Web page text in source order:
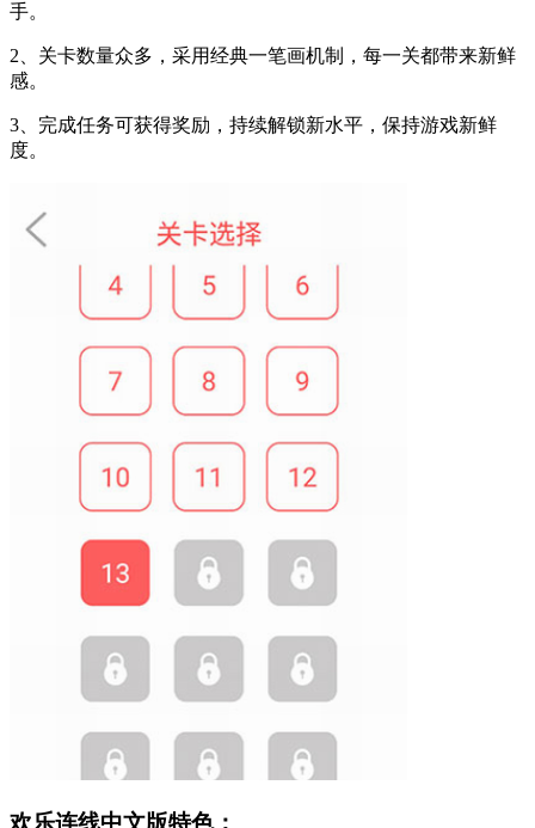
手。
2、关卡数量众多，采用经典一笔画机制，每一关都带来新鲜
感。
3、完成任务可获得奖励，持续解锁新水平，保持游戏新鲜
度。
欢乐连线中文版特色：